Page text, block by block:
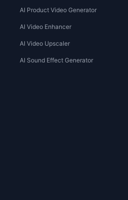
AI Product Video Generator
AI Video Enhancer
AI Video Upscaler
AI Sound Effect Generator